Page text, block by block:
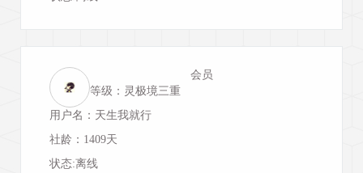
会员
等级：灵极境三重
用户名：天生我就行
社龄：1409天
状态:离线